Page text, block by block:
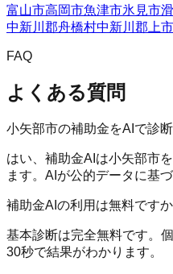
富山市高岡市魚津市氷見市
中新川郡舟橋村中新川郡上
FAQ
よくある質問
小矢部市の補助金をAIで診
はい、補助金AIは小矢部市
ます。AIが公的データに基
補助金AIの利用は無料ですか
基本診断は完全無料です。
30秒で結果がわかります。